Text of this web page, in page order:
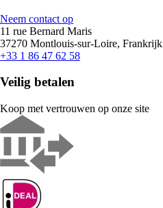
Neem contact op
11 rue Bernard Maris
37270 Montlouis-sur-Loire, Frankrijk
+33 1 86 47 62 58
Veilig betalen
Koop met vertrouwen op onze site